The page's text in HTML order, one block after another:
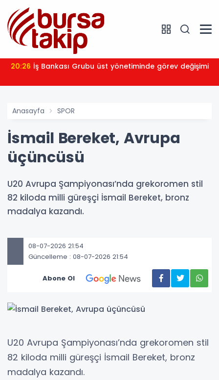
20:26 İş Bankası Grubu üst yönetiminde görev değişimi
Anasayfa SPOR
İsmail Bereket, Avrupa
üçüncüsü
U20 Avrupa Şampiyonası’nda grekoromen stil
82 kiloda milli güreşçi İsmail Bereket, bronz
madalya kazandı.
08-07-2026 21:54
Güncelleme : 08-07-2026 21:54
Abone Ol
U20 Avrupa Şampiyonası’nda grekoromen stil
82 kiloda milli güreşçi İsmail Bereket, bronz
madalya kazandı.